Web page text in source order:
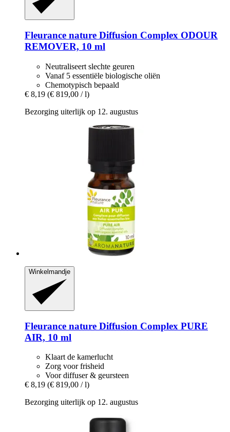
Fleurance nature Diffusion Complex ODOUR
REMOVER, 10 ml
Neutraliseert slechte geuren
Vanaf 5 essentiële biologische oliën
Chemotypisch bepaald
€ 8,19 (€ 819,00 / l)
Bezorging uiterlijk op 12. augustus
Winkelmandje
Fleurance nature Diffusion Complex PURE
AIR, 10 ml
Klaart de kamerlucht
Zorg voor frisheid
Voor diffuser & geursteen
€ 8,19 (€ 819,00 / l)
Bezorging uiterlijk op 12. augustus